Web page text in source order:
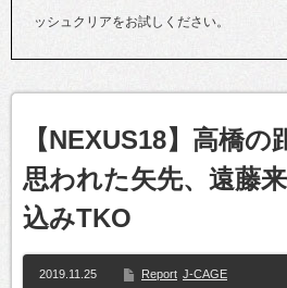
ッシュクリアをお試しください。
【NEXUS18】高橋
思われた矢先、遠藤
込みTKO
2019.11.25 Report J-CAGE